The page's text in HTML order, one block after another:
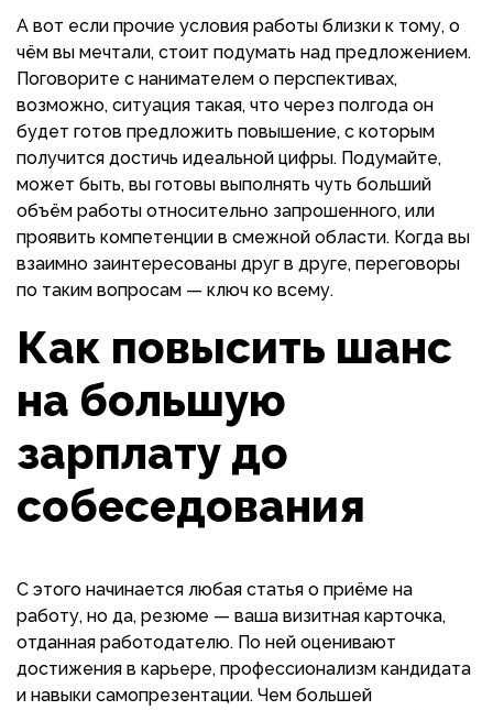
А вот если прочие условия работы близки к тому, о
чём вы мечтали, стоит подумать над предложением.
Поговорите с нанимателем о перспективах,
возможно, ситуация такая, что через полгода он
будет готов предложить повышение, с которым
получится достичь идеальной цифры. Подумайте,
может быть, вы готовы выполнять чуть больший
объём работы относительно запрошенного, или
проявить компетенции в смежной области. Когда вы
взаимно заинтересованы друг в друге, переговоры
по таким вопросам — ключ ко всему.
Как повысить шанс
на большую
зарплату до
собеседования
С этого начинается любая статья о приёме на
работу, но да, резюме — ваша визитная карточка,
отданная работодателю. По ней оценивают
достижения в карьере, профессионализм кандидата
и навыки самопрезентации. Чем большей